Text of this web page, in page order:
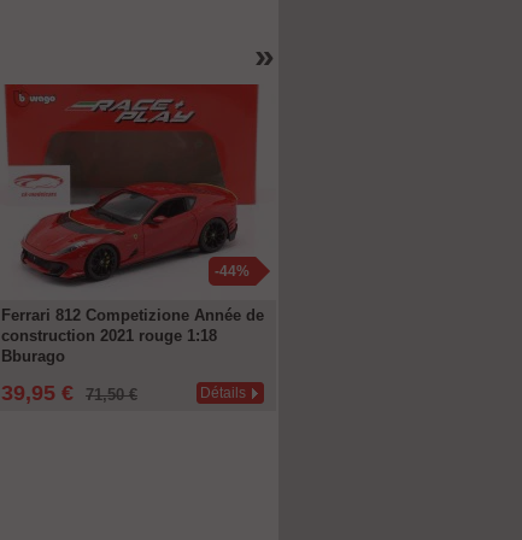
»
-44%
Ferrari 812 Competizione Année de
construction 2021 rouge 1:18
Bburago
39,95 € 71,50 € Détails